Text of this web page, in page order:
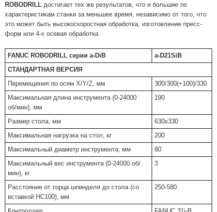
ROBODRILL достигает тех же результатов, что и большие по
характеристикам станки за меньшее время, независимо от того, что
это может быть высокоскоростная обработка, изготовление пресс-
форм или 4-х осевая обработка.
FANUC ROBODRILL серии a-DiB
a-D21SiB
СТАНДАРТНАЯ ВЕРСИЯ
Перемещения по осям X/Y/Z, мм
300/300(+100)/330
Максимальная длина инструмента (0-24000
об/мин), мм
190
Размер стола, мм
630х330
Максимальная нагрузка на стол, кг
200
Максимальный диаметр инструмента, мм
80
Максимальный вес инструмента (0-24000 об/
мин), кг
3
Расстояние от торца шпинделя до стола (со
вставкой НС100), мм
250-580